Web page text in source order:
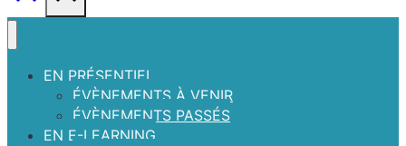
EN PRÉSENTIEL
ÉVÈNEMENTS À VENIR
ÉVÈNEMENTS PASSÉS
EN E-LEARNING